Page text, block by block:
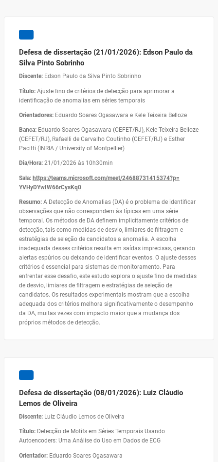
Defesa de dissertação (21/01/2026): Edson Paulo da
Silva Pinto Sobrinho
Discente: Edson Paulo da Silva Pinto Sobrinho
Título: Ajuste fino de critérios de detecção para aprimorar a
identificação de anomalias em séries temporais
Orientadores: Eduardo Soares Ogasawara e Kele Teixeira Belloze
Banca: Eduardo Soares Ogasawara (CEFET/RJ), Kele Teixeira Belloze
(CEFET/RJ), Rafaelli de Carvalho Coutinho (CEFET/RJ) e Esther
Pacitti (INRIA / University of Montpellier)
Dia/Hora: 21/01/2026 às 10h30min
Sala: https://teams.microsoft.com/meet/24688731415374?p=
YVHyDYwIW66rCysKq0
Resumo: A Detecção de Anomalias (DA) é o problema de identificar
observações que não correspondem às típicas em uma série
temporal. Os métodos de DA definem implicitamente critérios de
detecção, tais como medidas de desvio, limiares de filtragem e
estratégias de seleção de candidatos a anomalia. A escolha
inadequada desses critérios resulta em saídas imprecisas, gerando
alertas espúrios ou deixando de identificar eventos. O ajuste desses
critérios é essencial para sistemas de monitoramento. Para
enfrentar esse desafio, este estudo explora o ajuste fino de medidas
de desvio, limiares de filtragem e estratégias de seleção de
candidatos. Os resultados experimentais mostram que a escolha
adequada dos critérios melhora significativamente o desempenho
da DA, muitas vezes com impacto maior que a mudança dos
próprios métodos de detecção.
Defesa de dissertação (08/01/2026): Luiz Cláudio
Lemos de Oliveira
Discente: Luiz Cláudio Lemos de Oliveira
Título: Detecção de Motifs em Séries Temporais Usando
Autoencoders: Uma Análise do Uso em Dados de ECG
Orientador: Eduardo Soares Ogasawara